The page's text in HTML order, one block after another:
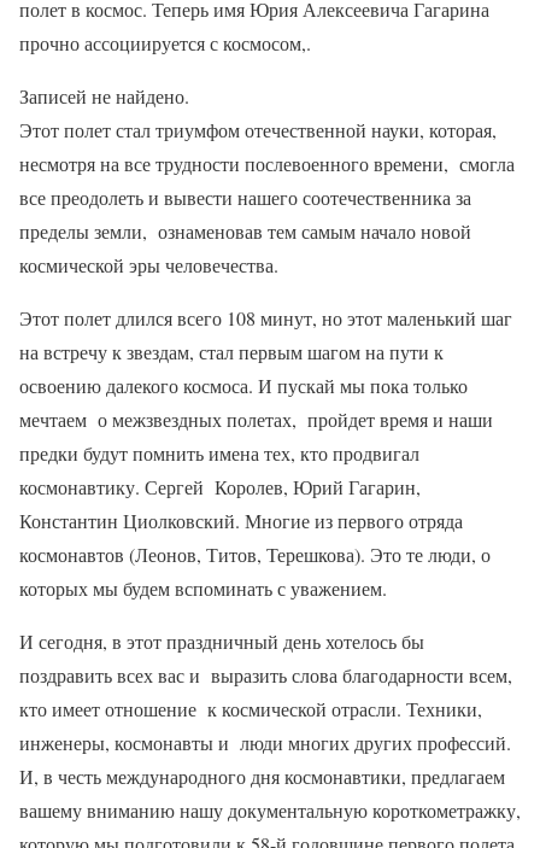
полет в космос. Теперь имя Юрия Алексеевича Гагарина
прочно ассоциируется с космосом,.
Записей не найдено.
Этот полет стал триумфом отечественной науки, которая,
несмотря на все трудности послевоенного времени, смогла
все преодолеть и вывести нашего соотечественника за
пределы земли, ознаменовав тем самым начало новой
космической эры человечества.
Этот полет длился всего 108 минут, но этот маленький шаг
на встречу к звездам, стал первым шагом на пути к
освоению далекого космоса. И пускай мы пока только
мечтаем о межзвездных полетах, пройдет время и наши
предки будут помнить имена тех, кто продвигал
космонавтику. Сергей Королев, Юрий Гагарин,
Константин Циолковский. Многие из первого отряда
космонавтов (Леонов, Титов, Терешкова). Это те люди, о
которых мы будем вспоминать с уважением.
И сегодня, в этот праздничный день хотелось бы
поздравить всех вас и выразить слова благодарности всем,
кто имеет отношение к космической отрасли. Техники,
инженеры, космонавты и люди многих других профессий.
И, в честь международного дня космонавтики, предлагаем
вашему вниманию нашу документальную короткометражку,